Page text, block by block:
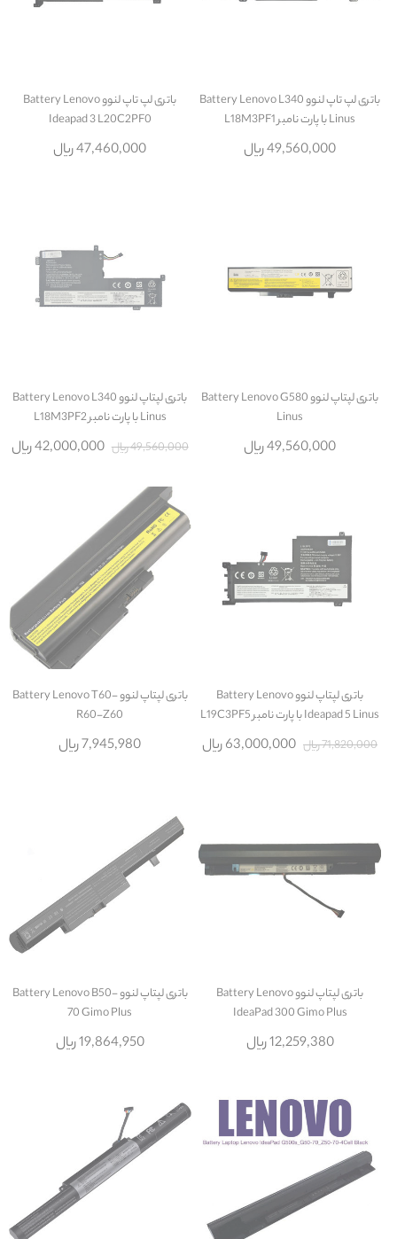
باتری لپ تاپ لنوو Battery Lenovo L340
Linus با پارت نامبر L18M3PF1
49,560,000 ریال
باتری لپ تاپ لنوو Battery Lenovo
Ideapad 3 L20C2PF0
47,460,000 ریال
باتری لپتاپ لنوو Battery Lenovo G580
Linus
49,560,000 ریال
باتری لپتاپ لنوو Battery Lenovo L340
Linus با پارت نامبر L18M3PF2
49,560,000 ریال
42,000,000 ریال
باتری لپتاپ لنوو Battery Lenovo
Ideapad 5 Linus با پارت نامبر L19C3PF5
71,820,000 ریال
63,000,000 ریال
باتری لپتاپ لنوو Battery Lenovo T60-
R60-Z60
7,945,980 ریال
باتری لپتاپ لنوو Battery Lenovo
IdeaPad 300 Gimo Plus
12,259,380 ریال
باتری لپتاپ لنوو Battery Lenovo B50-
70 Gimo Plus
19,864,950 ریال